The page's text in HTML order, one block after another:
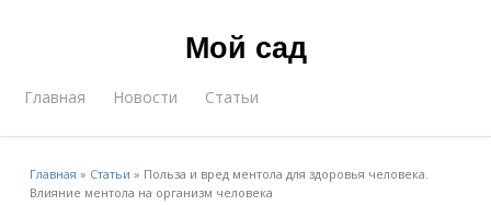
Мой сад
Главная Новости Статьи
Главная » Статьи » Польза и вред ментола для здоровья человека.
Влияние ментола на организм человека